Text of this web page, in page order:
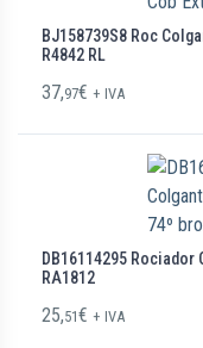
BJ158739S8 Roc
R4842 RL
37,97€ + IVA
DB16114295 Rociador
RA1812
25,51€ + IVA